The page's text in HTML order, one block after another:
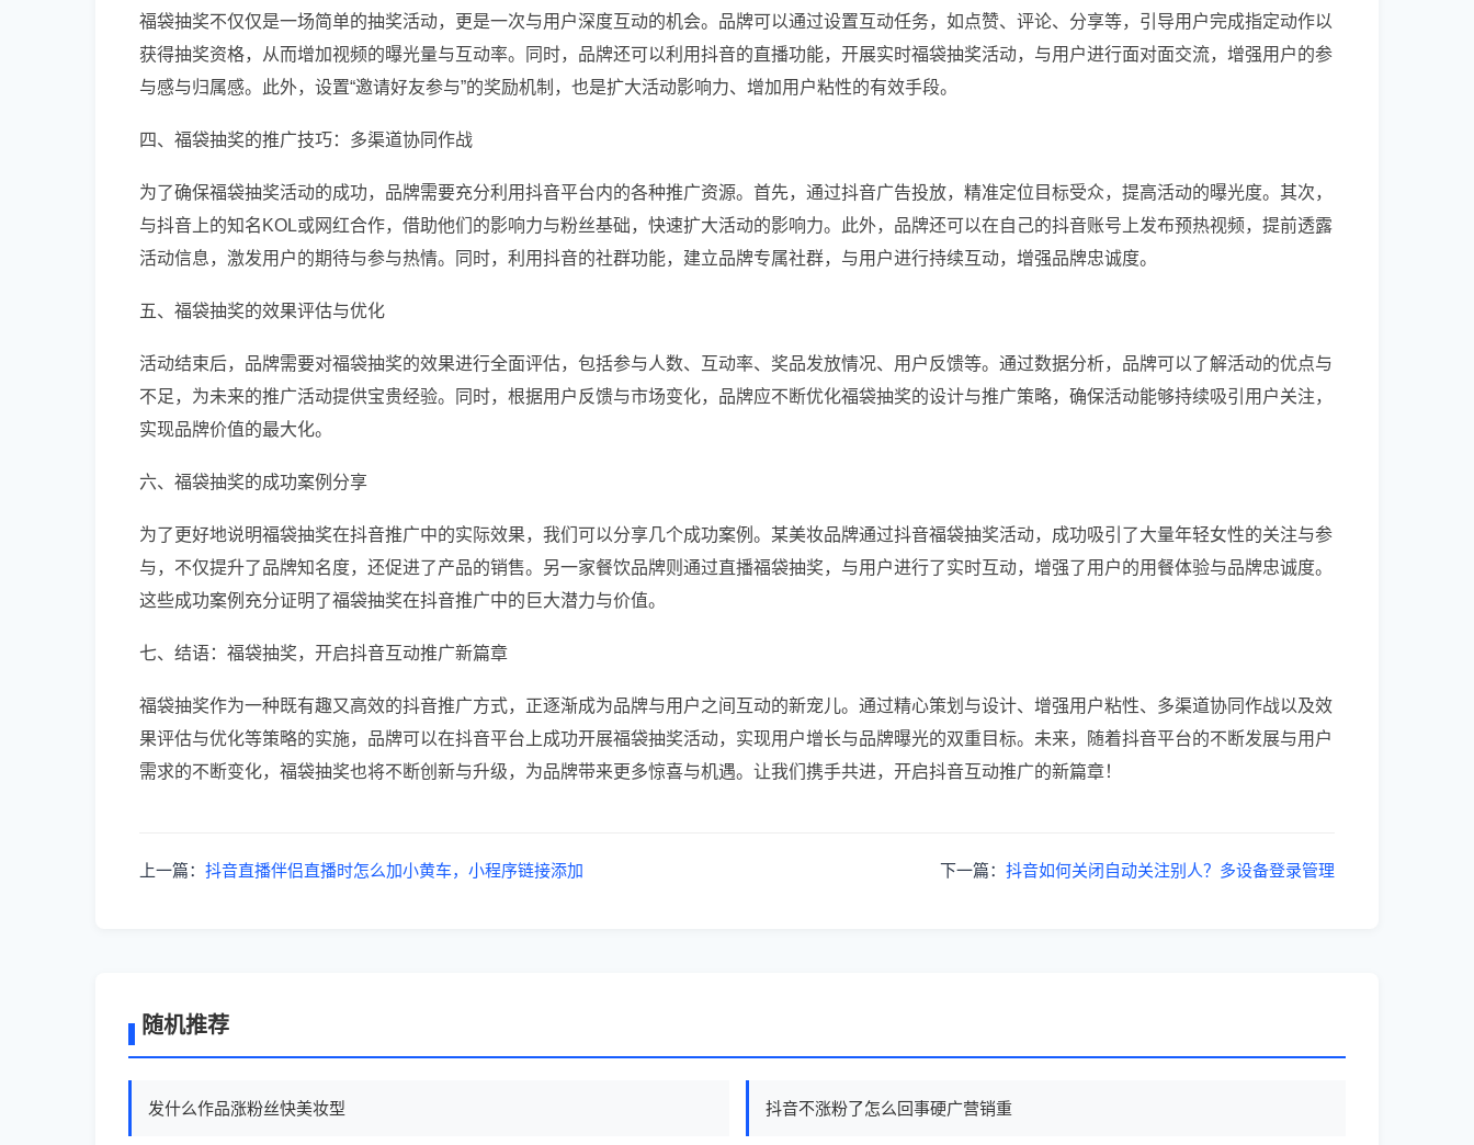
福袋抽奖不仅仅是一场简单的抽奖活动，更是一次与用户深度互动的机会。品牌可以通过设置互动任务，如点赞、评论、分享等，引导用户完成指定动作以
获得抽奖资格，从而增加视频的曝光量与互动率。同时，品牌还可以利用抖音的直播功能，开展实时福袋抽奖活动，与用户进行面对面交流，增强用户的参
与感与归属感。此外，设置“邀请好友参与”的奖励机制，也是扩大活动影响力、增加用户粘性的有效手段。
四、福袋抽奖的推广技巧：多渠道协同作战
为了确保福袋抽奖活动的成功，品牌需要充分利用抖音平台内的各种推广资源。首先，通过抖音广告投放，精准定位目标受众，提高活动的曝光度。其次，
与抖音上的知名KOL或网红合作，借助他们的影响力与粉丝基础，快速扩大活动的影响力。此外，品牌还可以在自己的抖音账号上发布预热视频，提前透露
活动信息，激发用户的期待与参与热情。同时，利用抖音的社群功能，建立品牌专属社群，与用户进行持续互动，增强品牌忠诚度。
五、福袋抽奖的效果评估与优化
活动结束后，品牌需要对福袋抽奖的效果进行全面评估，包括参与人数、互动率、奖品发放情况、用户反馈等。通过数据分析，品牌可以了解活动的优点与
不足，为未来的推广活动提供宝贵经验。同时，根据用户反馈与市场变化，品牌应不断优化福袋抽奖的设计与推广策略，确保活动能够持续吸引用户关注，
实现品牌价值的最大化。
六、福袋抽奖的成功案例分享
为了更好地说明福袋抽奖在抖音推广中的实际效果，我们可以分享几个成功案例。某美妆品牌通过抖音福袋抽奖活动，成功吸引了大量年轻女性的关注与参
与，不仅提升了品牌知名度，还促进了产品的销售。另一家餐饮品牌则通过直播福袋抽奖，与用户进行了实时互动，增强了用户的用餐体验与品牌忠诚度。
这些成功案例充分证明了福袋抽奖在抖音推广中的巨大潜力与价值。
七、结语：福袋抽奖，开启抖音互动推广新篇章
福袋抽奖作为一种既有趣又高效的抖音推广方式，正逐渐成为品牌与用户之间互动的新宠儿。通过精心策划与设计、增强用户粘性、多渠道协同作战以及效
果评估与优化等策略的实施，品牌可以在抖音平台上成功开展福袋抽奖活动，实现用户增长与品牌曝光的双重目标。未来，随着抖音平台的不断发展与用户
需求的不断变化，福袋抽奖也将不断创新与升级，为品牌带来更多惊喜与机遇。让我们携手共进，开启抖音互动推广的新篇章！
上一篇： 抖音直播伴侣直播时怎么加小黄车，小程序链接添加 下一篇： 抖音如何关闭自动关注别人？多设备登录管理
随机推荐
发什么作品涨粉丝快美妆型 抖音不涨粉了怎么回事硬广营销重